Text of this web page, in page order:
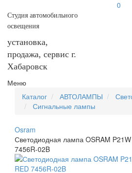
Студия автомобильного
освещения
установка,
продажа, сервис г.
Хабаровск
0
Меню
Каталог
АВТОЛАМПЫ
Сигнальные лампы
Osram
Светодиодная лампа OSRAM
7456R-02B